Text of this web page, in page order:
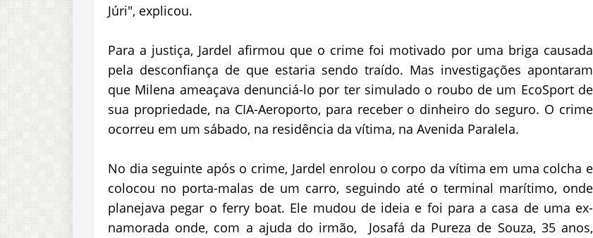
Júri", explicou.
Para a justiça, Jardel afirmou que o crime foi motivado por uma briga causada
pela desconfiança de que estaria sendo traído. Mas investigações apontaram
que Milena ameaçava denunciá-lo por ter simulado o roubo de um EcoSport de
sua propriedade, na CIA-Aeroporto, para receber o dinheiro do seguro. O crime
ocorreu em um sábado, na residência da vítima, na Avenida Paralela.
No dia seguinte após o crime, Jardel enrolou o corpo da vítima em uma colcha e
colocou no porta-malas de um carro, seguindo até o terminal marítimo, onde
planejava pegar o ferry boat. Ele mudou de ideia e foi para a casa de uma ex-
namorada onde, com a ajuda do irmão, Josafá da Pureza de Souza, 35 anos,